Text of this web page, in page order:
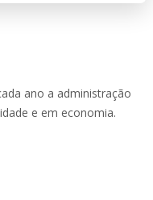
ano a administração
e em economia.